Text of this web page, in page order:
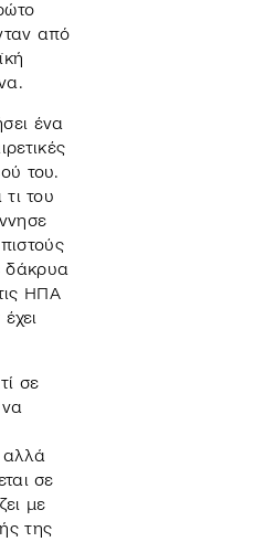
από
ένα
του.
του
δάκρυα
ΗΠΑ
σε
αλλά
σε
με
της